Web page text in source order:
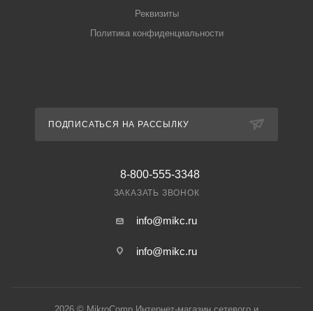
Реквизиты
Политика конфиденциальности
ПОДПИСАТЬСЯ НА РАССЫЛКУ
8-800-555-3348
ЗАКАЗАТЬ ЗВОНОК
info@mikc.ru
info@mikc.ru